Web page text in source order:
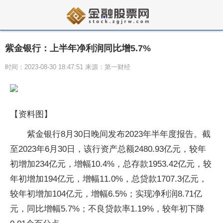
紫金银行：上半年净利润同比增5.7%
时间：2023-08-30 18:47:51 来源：第一财经
【资料图】
紫金银行8月30日晚间发布2023年半年度报告。截
至2023年6月30日，该行资产总额2480.93亿元，较年
初增加234亿元，增幅10.4%，总存款1953.42亿元，较
年初增加194亿元，增幅11.0%，总贷款1707.3亿元，
较年初增加104亿元，增幅6.5%；实现净利润8.71亿
元，同比增幅5.7%；不良贷款率1.19%，较年初下降